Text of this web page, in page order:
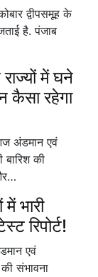
द्वीपसमूह के
है. पंजाब
में घने
कैसा रहेगा
अंडमान एवं
बारिश की
भारी
रिपोर्ट!
एवं
संभावना